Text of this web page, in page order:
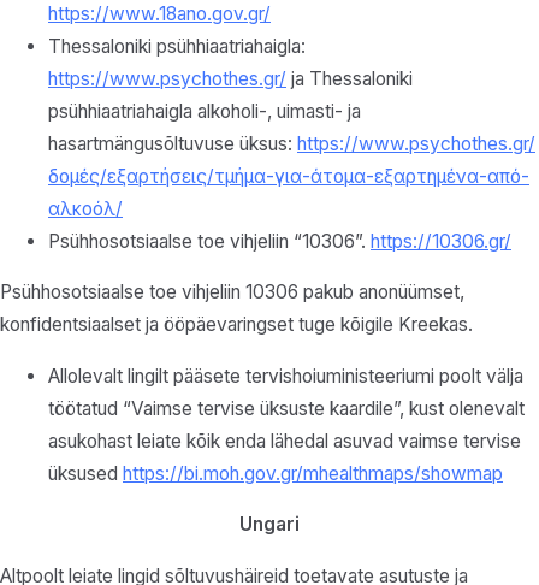
https://www.18ano.gov.gr/
Thessaloniki psühhiaatriahaigla:
https://www.psychothes.gr/ ja Thessaloniki
psühhiaatriahaigla alkoholi-, uimasti- ja
hasartmängusõltuvuse üksus: https://www.psychothes.gr/
δομές/εξαρτήσεις/τμήμα-για-άτομα-εξαρτημένα-από-
αλκοόλ/
Psühhosotsiaalse toe vihjeliin “10306”. https://10306.gr/
Psühhosotsiaalse toe vihjeliin 10306 pakub anonüümset,
konfidentsiaalset ja ööpäevaringset tuge kõigile Kreekas.
Allolevalt lingilt pääsete tervishoiuministeeriumi poolt välja
töötatud “Vaimse tervise üksuste kaardile”, kust olenevalt
asukohast leiate kõik enda lähedal asuvad vaimse tervise
üksused https://bi.moh.gov.gr/mhealthmaps/showmap
Ungari
Altpoolt leiate lingid sõltuvushäireid toetavate asutuste ja